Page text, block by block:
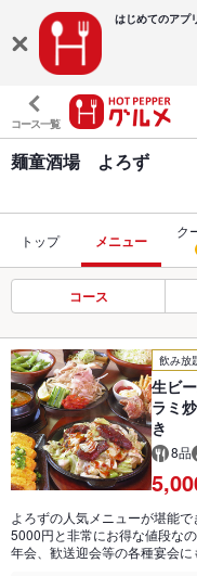
はじめてのアプ
コース一覧
麺童酒場 よろず
トップ メニュー
ク
コース
飲み放
生ビ
ラミ
き
8品
よろずの人気メニューが堪能
5000円と非常にお得な値段な
年会、歓送迎会等の各種宴会